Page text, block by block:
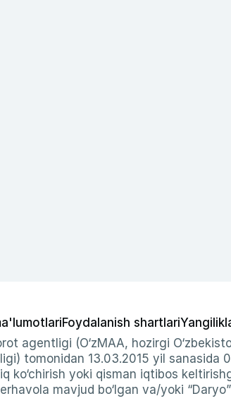
Foydalanish shartlari
agentligi (O‘zMAA, hozirgi
tomonidan 13.03.2015 yil
ko‘chirish yoki qisman iqtibos
mavjud bo‘lgan va/yoki